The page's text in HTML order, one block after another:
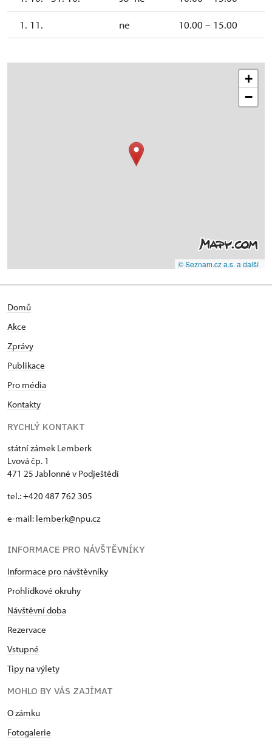
1. 11. ne 10.00 – 15.00
+
−
© Seznam.cz a.s. a další
Domů
Akce
Zprávy
Publikace
Pro média
Kontakty
RYCHLÝ KONTAKT
státní zámek Lemberk
Lvová čp. 1
471 25 Jablonné v Podještědí
tel.: +420 487 762 305
e-mail: lemberk@npu.cz
INFORMACE PRO NÁVŠTĚVNÍKY
Informace pro návštěvníky
Prohlídkové okruhy
Návštěvní doba
Rezervace
Vstupné
Tipy na výlety
MOHLO BY VÁS ZAJÍMAT
O zámku
Fotogalerie